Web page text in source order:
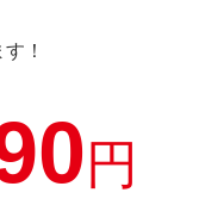
！
円